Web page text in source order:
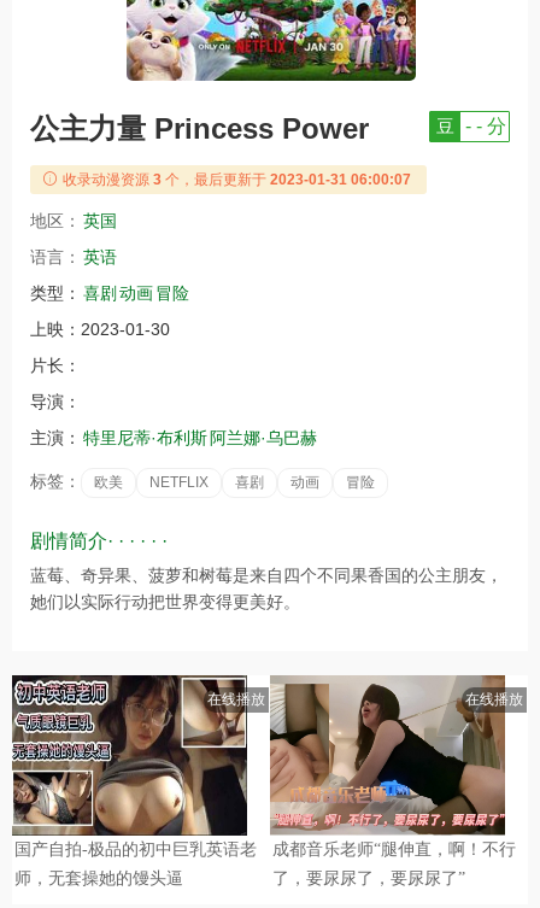
公主力量 Princess Power 豆 - - 分
收录动漫资源 3 个，最后更新于 2023-01-31 06:00:07
地区： 英国
语言： 英语
类型： 喜剧 动画冒险
上映： 2023-01-30
片长：
导演：
主演： 特里尼蒂·布利斯 阿兰娜·乌巴赫
标签： 欧美 NETFLIX 喜剧 动画 冒险
剧情简介· · · · · ·
蓝莓、奇异果、菠萝和树莓是来自四个不同果香国的公主朋友，
她们以实际行动把世界变得更美好。